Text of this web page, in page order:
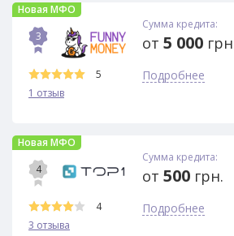
Новая МФО
3
5
1 отзыв
Сумма кредита:
от 5 000
Подробнее
Новая МФО
4
4
3 отзыва
Сумма кредита:
от 500 грн.
Подробнее